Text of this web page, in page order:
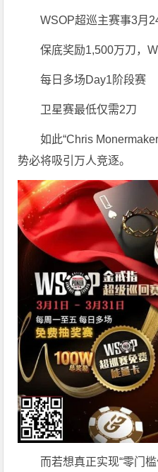
WSOP超巡主赛事3月
保底奖励1,500万刀，
每日多场Day1阶段赛
卫星赛最低仅需2刀
如此“Chris
势必将吸引万人竞逐。
而若想真正实现“零门